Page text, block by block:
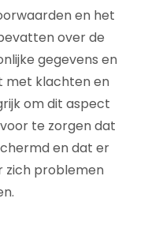
en het
over de
gegevens en
met klachten en
om dit aspect
te zorgen dat
en dat er
zich problemen